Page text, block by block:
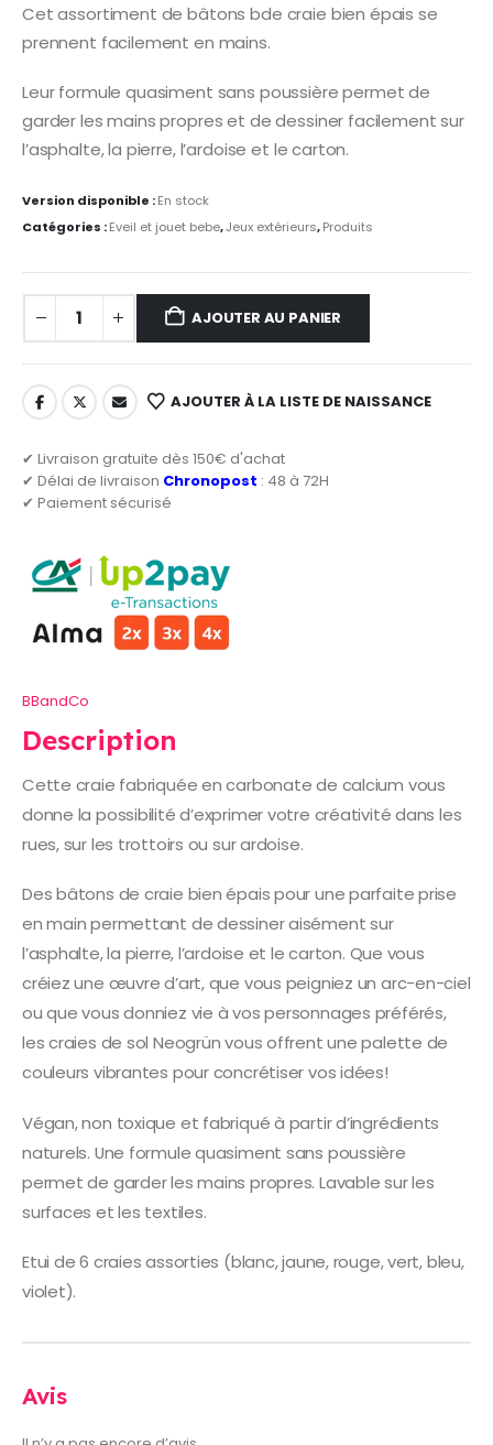
Cet assortiment de bâtons bde craie bien épais se
prennent facilement en mains.
Leur formule quasiment sans poussière permet de
garder les mains propres et de dessiner facilement sur
l’asphalte, la pierre, l’ardoise et le carton.
Version disponible :En stock
Catégories :Eveil et jouet bebe,Jeux extérieurs,Produits
AJOUTER AU PANIER
AJOUTER À LA LISTE DE NAISSANCE
✔ Livraison gratuite dès 150€ d'achat
✔ Délai de livraison Chronopost : 48 à 72H
✔ Paiement sécurisé
BBandCo
Description
Cette craie fabriquée en carbonate de calcium vous
donne la possibilité d’exprimer votre créativité dans les
rues, sur les trottoirs ou sur ardoise.
Des bâtons de craie bien épais pour une parfaite prise
en main permettant de dessiner aisément sur
l’asphalte, la pierre, l’ardoise et le carton. Que vous
créiez une œuvre d’art, que vous peigniez un arc-en-ciel
ou que vous donniez vie à vos personnages préférés,
les craies de sol Neogrün vous offrent une palette de
couleurs vibrantes pour concrétiser vos idées!
Végan, non toxique et fabriqué à partir d’ingrédients
naturels. Une formule quasiment sans poussière
permet de garder les mains propres. Lavable sur les
surfaces et les textiles.
Etui de 6 craies assorties (blanc, jaune, rouge, vert, bleu,
violet).
Avis